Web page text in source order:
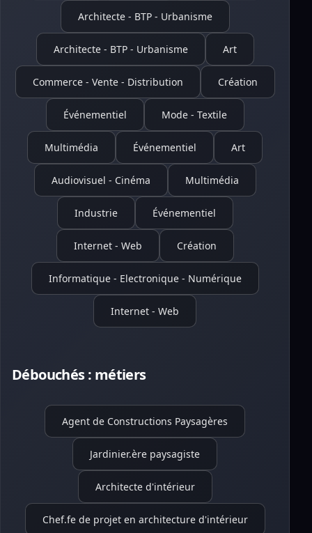
Architecte - BTP - Urbanisme
Architecte - BTP - Urbanisme Art
Commerce - Vente - Distribution Création
Événementiel Mode - Textile
Multimédia Événementiel Art
Audiovisuel - Cinéma Multimédia
Industrie Événementiel
Internet - Web Création
Informatique - Electronique - Numérique
Internet - Web
Débouchés : métiers
Agent de Constructions Paysagères
Jardinier.ère paysagiste
Architecte d'intérieur
Chef.fe de projet en architecture d'intérieur